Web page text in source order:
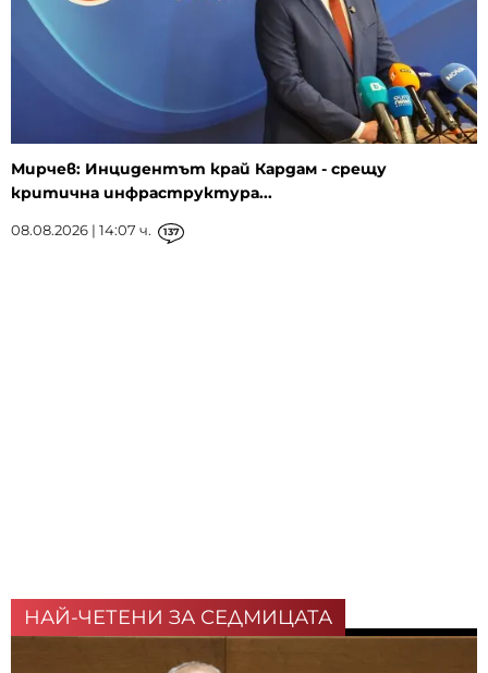
Мирчев: Инцидентът край Кардам - срещу
критична инфраструктура...
08.08.2026 | 14:07 ч. 137
НАЙ-ЧЕТЕНИ ЗА СЕДМИЦАТА